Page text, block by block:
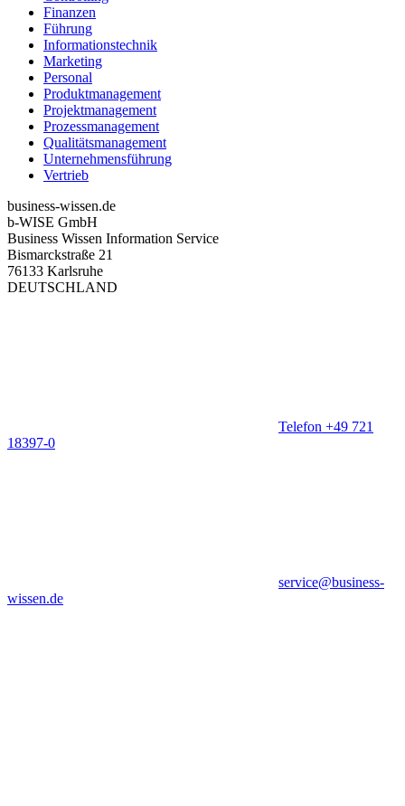
Finanzen
Führung
Informationstechnik
Marketing
Personal
Produktmanagement
Projektmanagement
Prozessmanagement
Qualitätsmanagement
Unternehmensführung
Vertrieb
business-wissen.de
b-WISE GmbH
Business Wissen Information Service
Bismarckstraße 21
76133 Karlsruhe
DEUTSCHLAND
Telefon +49 721
18397-0
service@business-
wissen.de